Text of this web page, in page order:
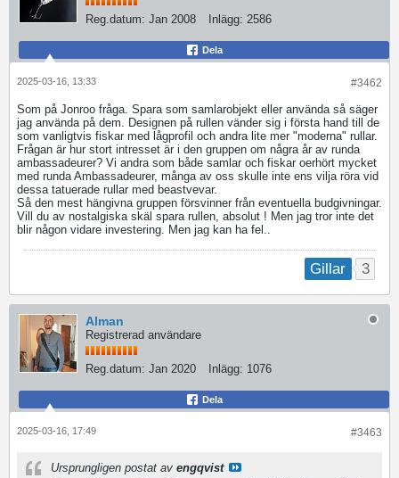
Reg.datum: Jan 2008 Inlägg: 2586
Dela
#3462
2025-03-16, 13:33
Som på Jonroo fråga. Spara som samlarobjekt eller använda så säger
jag använda på dem. Designen på rullen vänder sig i första hand till de
som vanligtvis fiskar med lågprofil och andra lite mer "moderna" rullar.
Frågan är hur stort intresset är i den gruppen om några år av runda
ambassadeurer? Vi andra som både samlar och fiskar oerhört mycket
med runda Ambassadeurer, många av oss skulle inte ens vilja röra vid
dessa tatuerade rullar med beastvevar.
Så den mest hängivna gruppen försvinner från eventuella budgivningar.
Vill du av nostalgiska skäl spara rullen, absolut ! Men jag tror inte det
blir någon vidare investering. Men jag kan ha fel..
Gillar 3
Alman
Registrerad användare
Reg.datum: Jan 2020 Inlägg: 1076
Dela
#3463
2025-03-16, 17:49
Ursprungligen postat av engqvist